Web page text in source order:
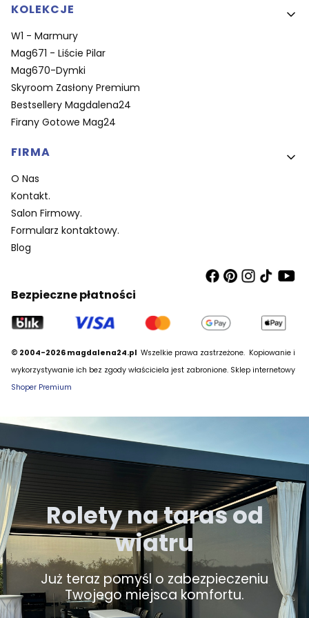
KOLEKCJE
W1 - Marmury
Mag671 - Liście Pilar
Mag670-Dymki
Skyroom Zasłony Premium
Bestsellery Magdalena24
Firany Gotowe Mag24
FIRMA
O Nas
Kontakt.
Salon Firmowy.
Formularz kontaktowy.
Blog
Bezpieczne płatności
© 2004-2026 magdalena24.pl Wszelkie prawa zastrzeżone. Kopiowanie i
wykorzystywanie ich bez zgody właściciela jest zabronione. Sklep internetowy
Shoper Premium
Rolety na taras od
wiatru
Już teraz pomyśl o zabezpieczeniu
Twojego miejsca komfortu.